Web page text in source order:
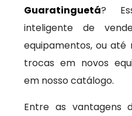
Guaratinguetá?
inteligente de
equipamentos, ou até
trocas em novos
em nosso catálogo.
Entre as vantagens